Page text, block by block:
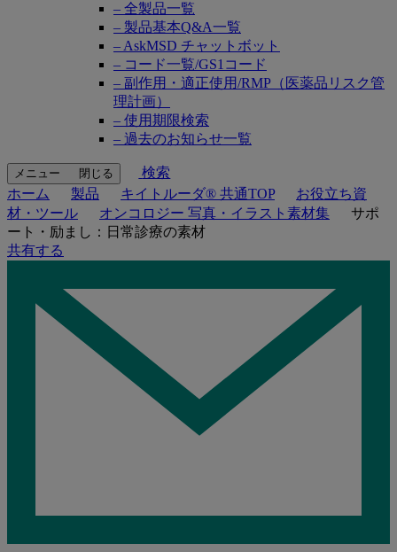
– 全製品一覧
– 製品基本Q&A一覧
– AskMSD チャットボット
– コード一覧/GS1コード
– 副作用・適正使用/RMP（医薬品リスク管
理計画）
– 使用期限検索
– 過去のお知らせ一覧
メニュー 閉じる
検索
ホーム
製品 キイトルーダ® 共通TOP
お役立ち資
材・ツール
オンコロジー 写真・イラスト素材集
サポ
ート・励まし：日常診療の素材
共有する